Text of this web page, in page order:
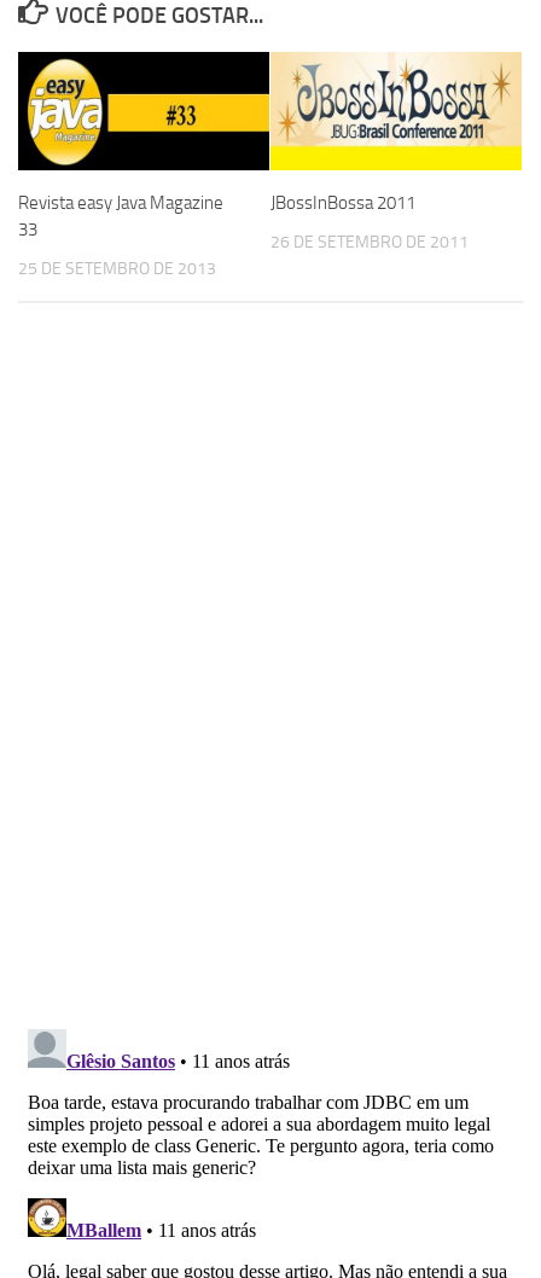
VOCÊ PODE GOSTAR...
Revista easy Java Magazine
33
25 DE SETEMBRO DE 2013
JBossInBossa 2011
26 DE SETEMBRO DE 2011